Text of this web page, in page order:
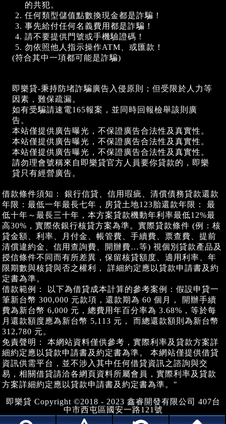
的共犯。
任何類型儲值點數換現金都是詐騙！
事先給付任何名義費用都是詐騙！
請不要提供門號或手機驗證碼！
勿依照他人指示操作ATM、或匯款！
(符合其中一項都可能是詐騙)
即樂貸-秉持防堵詐騙廣告入侵原則；但受限於人力等
因素，難保疏漏。
如有受騙請速電165報案，並同時回報檢舉該則廣
告。
本站僅提供廣告曝光，不保證廣告合法性及真實性。
本站僅提供廣告曝光，不保證廣告合法性及真實性。
本站僅提供廣告曝光，不保證廣告合法性及真實性。
請勿理會號稱來自即樂貸官方人員要你貸款的，即樂
貸只有經營廣告。
借款條件須知： 銀行信貸、信用瑕疵、清償債務貸款還款
年限：最低一年最長七年，房貸土地123胎還款年限： 最
低十年～最長三十年，本方案貸款機動年利率最低12%最
高30%，實際依銀行核貸方案為準。實際貸款條件 (例：核
貸金額、利率、月付金、帳管費、手續費、票查費、提前
清償違約金、信用查詢費、開辦費…等) 視個別貸款產品及
授信條件不同而有所差異，保留核貸額度、適用利率、年
限期數與核貸與否之權利， 詳細約定應以貸款申請書及約
定書為準。
借款範例： 以下為借貸成本計算的參考案例：假設申貸一
筆新台幣 300,000 元款項，還款期為 60 個月， 開辦手續
費為新台幣 6,000 元，總費用年百分率為 3.68%，等於每
月還款額度應為新台幣 5,113 元， 而總還款額則為新台幣
312,780 元。
免責聲明： 本網站資料僅供參考，實際利率及貸款方案詳
細約定應以貸款申請書及約定書為準。 本網站僅提供借貸
資訊供需平台，並不涉入其中任何借貸資訊之諮詢與交
易，相關借貸請洽各網頁資料所屬會員，實際利率及貸款
方案詳細約定應以貸款申請書及約定書為準。"
即樂貸 Copyright ©2018 - 2023 鑫睿開發有限公司 407台
中市西屯區國安一路121號